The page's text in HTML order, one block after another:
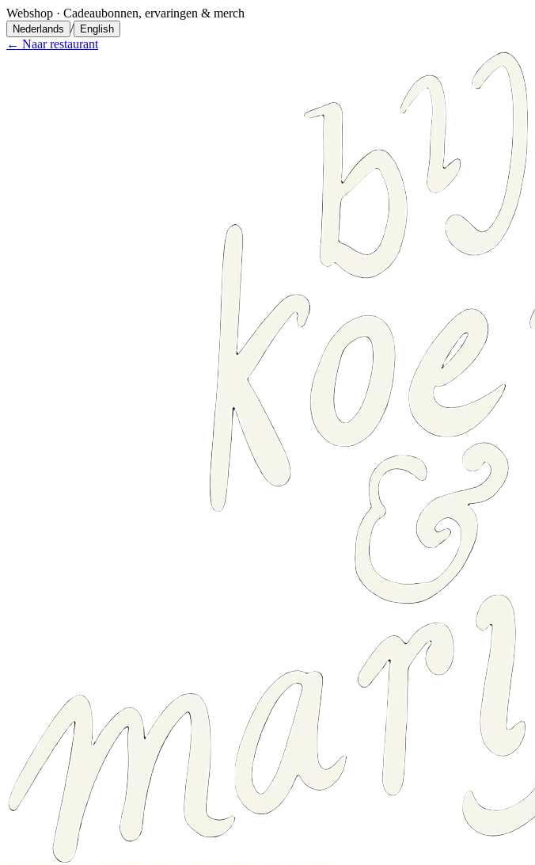
Webshop · Cadeaubonnen, ervaringen & merch
Nederlands / English
← Naar restaurant